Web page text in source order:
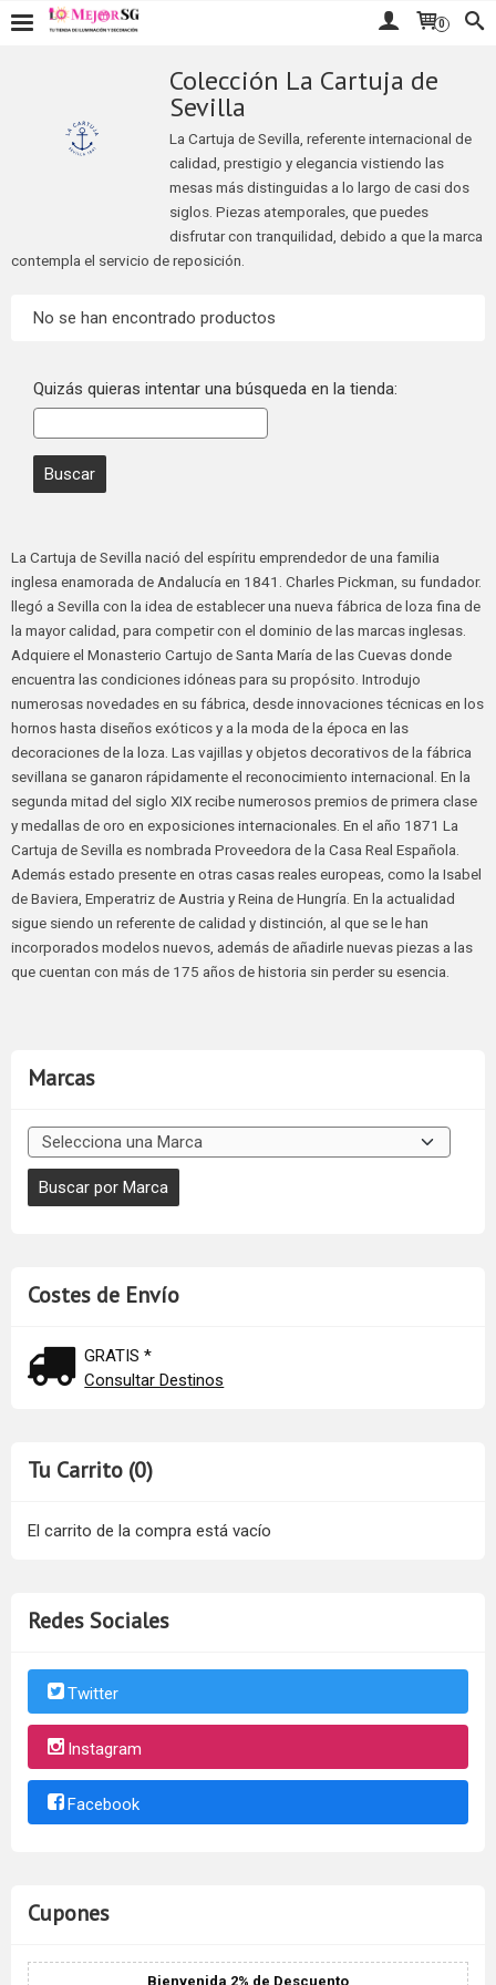
0
Marcas
Costes de Envío
GRATIS *
Consultar Destinos
Tu Carrito (0)
El carrito de la compra está vacío
Redes Sociales
Twitter
Instagram
Facebook
Cupones
Bienvenida 2% de Descuento
Colección La Cartuja de
Sevilla
La Cartuja de Sevilla, referente internacional de
calidad, prestigio y elegancia vistiendo las
mesas más distinguidas a lo largo de casi dos
siglos. Piezas atemporales, que puedes
disfrutar con tranquilidad, debido a que la marca
contempla el servicio de reposición.
No se han encontrado productos
Quizás quieras intentar una búsqueda en la tienda:
La Cartuja de Sevilla nació del espíritu emprendedor de una familia
inglesa enamorada de Andalucía en 1841. Charles Pickman, su fundador.
llegó a Sevilla con la idea de establecer una nueva fábrica de loza fina de
la mayor calidad, para competir con el dominio de las marcas inglesas.
Adquiere el Monasterio Cartujo de Santa María de las Cuevas donde
encuentra las condiciones idóneas para su propósito. Introdujo
numerosas novedades en su fábrica, desde innovaciones técnicas en los
hornos hasta diseños exóticos y a la moda de la época en las
decoraciones de la loza. Las vajillas y objetos decorativos de la fábrica
sevillana se ganaron rápidamente el reconocimiento internacional. En la
segunda mitad del siglo XIX recibe numerosos premios de primera clase
y medallas de oro en exposiciones internacionales. En el año 1871 La
Cartuja de Sevilla es nombrada Proveedora de la Casa Real Española.
Además estado presente en otras casas reales europeas, como la Isabel
de Baviera, Emperatriz de Austria y Reina de Hungría. En la actualidad
sigue siendo un referente de calidad y distinción, al que se le han
incorporados modelos nuevos, además de añadirle nuevas piezas a las
que cuentan con más de 175 años de historia sin perder su esencia.